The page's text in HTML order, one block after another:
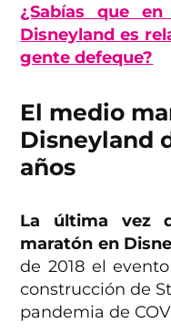
¿Sabías que
Disneyland es
gente defeque?
El medio
Disneyland
años
La última vez
maratón en
de 2018 el
construcción de
pandemia de